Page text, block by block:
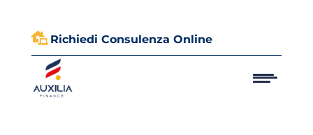
 Richiedi Consulenza Online